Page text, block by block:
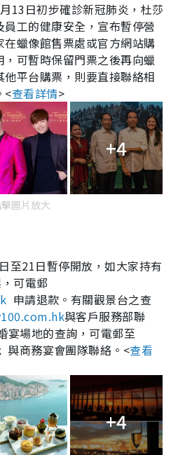
月13日初步確診新冠肺炎，杜莎
工的健康安全，宣布暫停營
蠟像館售票處或官方網站購
可暫時保留門票之後再向蠟
平台購票，則要直接聯絡相
<查看詳情>
+4
圖片放大
日至21日暫停開放，如大家持有
可電郵
申請退款。有關觀景台之查
與客戶服務部聯
宴場地的查詢，可電郵至
與商務宴會團隊聯絡。 <查看
+4